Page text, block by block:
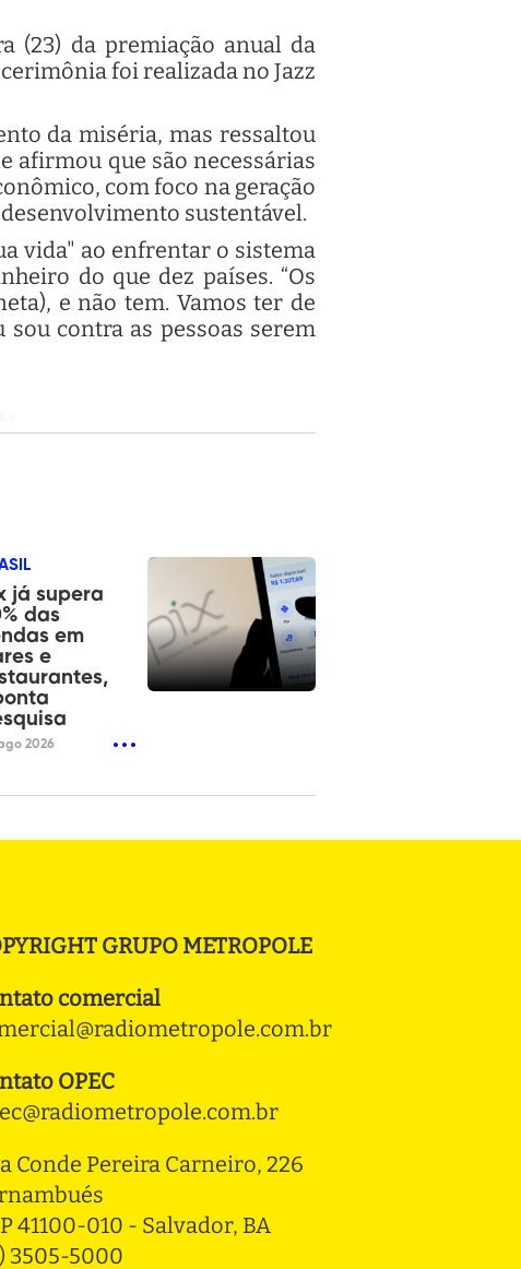
(23) da premiação anual da
foi realizada no Jazz
da miséria, mas ressaltou
afirmou que são necessárias
com foco na geração
sustentável.
vida" ao enfrentar o sistema
do que dez países. “Os
e não tem. Vamos ter de
sou contra as pessoas serem
já supera
das
em
e
2026
GRUPO METROPOLE
comercial
OPEC
Conde Pereira Carneiro, 226
41100-010 - Salvador, BA
3505-5000